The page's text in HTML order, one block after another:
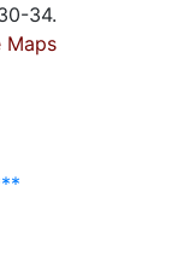
34.
Maps